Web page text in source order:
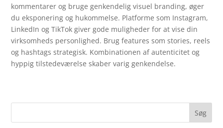
kommentarer og bruge genkendelig visuel branding, øger
du eksponering og hukommelse. Platforme som Instagram,
LinkedIn og TikTok giver gode muligheder for at vise din
virksomheds personlighed. Brug features som stories, reels
og hashtags strategisk. Kombinationen af autenticitet og
hyppig tilstedeværelse skaber varig genkendelse.